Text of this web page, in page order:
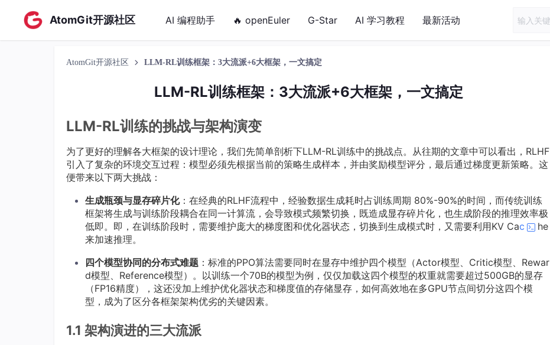
AtomGit开源社区 AI 编程助手 🔥 openEuler G-Star AI 学习教程 最新活动
AtomGit开源社区 LLM-RL训练框架：3大流派+6大框架，一文搞定
LLM-RL训练框架：3大流派+6大框架，一文搞定
LLM-RL训练的挑战与架构演变
为了更好的理解各大框架的设计理论，我们先简单剖析下LLM-RL训练中的挑战点。从往期的文章中可以看出，RLHF
引入了复杂的环境交互过程：模型必须先根据当前的策略生成样本，并由奖励模型评分，最后通过梯度更新策略。这
便带来以下两大挑战：
生成瓶颈与显存碎片化：在经典的RLHF流程中，经验数据生成耗时占训练周期 80%-90%的时间，而传统训练
框架将生成与训练阶段耦合在同一计算流，会导致模式频繁切换，既造成显存碎片化，也生成阶段的推理效率极
低即。即，在训练阶段时，需要维护庞大的梯度图和优化器状态，切换到生成模式时，又需要利用KV Cac
he
来加速推理。
四个模型协同的分布式难题 ：标准的PPO算法需要同时在显存中维护四个模型（Actor模型、Critic模型、Rewar
d模型、Reference模型）。以训练一个70B的模型为例，仅仅加载这四个模型的权重就需要超过500GB的显存
（FP16精度），这还没加上维护优化器状态和梯度值的存储显存，如何高效地在多GPU节点间切分这四个模
型，成为了区分各框架架构优劣的关键因素。
1.1 架构演进的三大流派